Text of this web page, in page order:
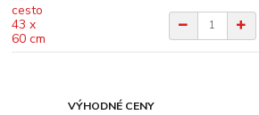
VÝHODNÉ CENY